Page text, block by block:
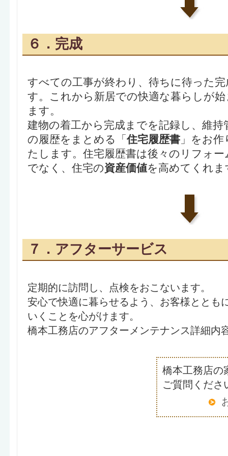
６．完成
すべての工事が終わり、待ちに待った完
す。これから新居での快適な暮らしが
ます。
建物の着工から完成までを記録し、維持
の履歴をまとめる「住宅履歴書 」をお作
たします。住宅履歴書は後々のリフォ
でなく、住宅の資産価値を高めてくれま
７．アフターサービス
定期的に訪問し、点検をおこないます。
安心で快適に暮らせるよう、お客様ととも
いくことを心がけます。
橋本工務店のアフターメンテナンス詳細内
橋本工務店の
ご質問くださ